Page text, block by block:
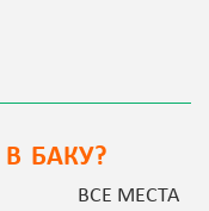
БАКУ?
ВСЕ МЕСТА